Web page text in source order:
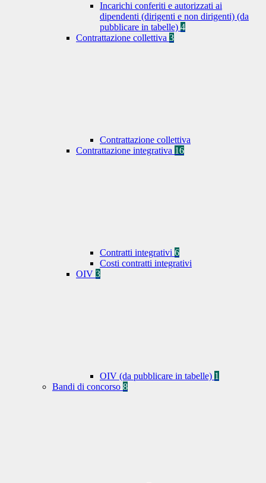
Incarichi conferiti e autorizzati ai
dipendenti (dirigenti e non dirigenti) (da
pubblicare in tabelle) 4
Contrattazione collettiva 3
Contrattazione collettiva
Contrattazione integrativa 16
Contratti integrativi 6
Costi contratti integrativi
OIV 3
OIV (da pubblicare in tabelle) 1
Bandi di concorso 8